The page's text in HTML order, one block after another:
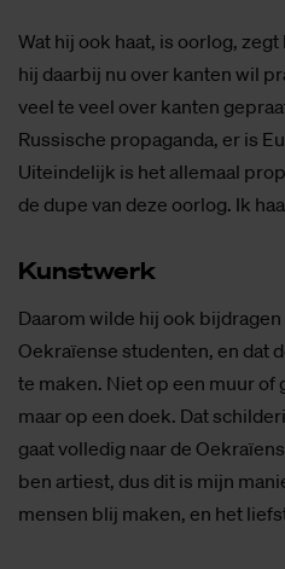
Wat hij ook haat, is oorlog,
hij daarbij nu over kanten wil
veel te veel over kanten
Russische propaganda, er is
Uiteindelijk is het allemaal
de dupe van deze oorlog. Ik
Kunst­werk
Daarom wilde hij ook bijdragen
Oekraïense studenten, en dat
te maken. Niet op een muur of
maar op een doek. Dat
gaat volledig naar de
ben artiest, dus dit is mijn
mensen blij maken, en het